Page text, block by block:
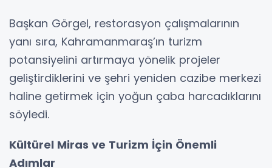
Başkan Görgel, restorasyon çalışmalarının
yanı sıra, Kahramanmaraş’ın turizm
potansiyelini artırmaya yönelik projeler
geliştirdiklerini ve şehri yeniden cazibe merkezi
haline getirmek için yoğun çaba harcadıklarını
söyledi.
Kültürel Miras ve Turizm İçin Önemli
Adımlar